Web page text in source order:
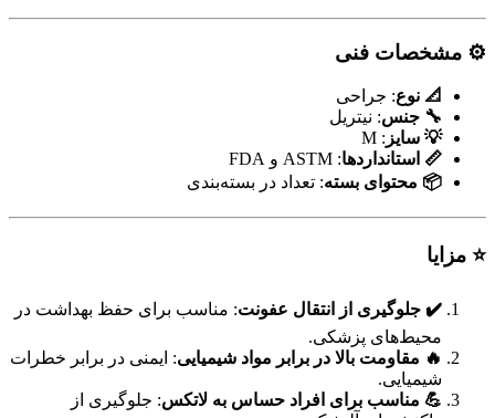
⚙️ مشخصات فنی
📐 نوع: جراحی
🔧 جنس: نیتریل
💡 سایز : M
📏 استانداردها: ASTM و FDA
📦 محتوای بسته: تعداد در بسته‌بندی
⭐ مزایا
✔️ جلوگیری از انتقال عفونت: مناسب برای حفظ بهداشت در
محیط‌های پزشکی.
🔥 مقاومت بالا در برابر مواد شیمیایی: ایمنی در برابر خطرات
شیمیایی.
💪 مناسب برای افراد حساس به لاتکس: جلوگیری از